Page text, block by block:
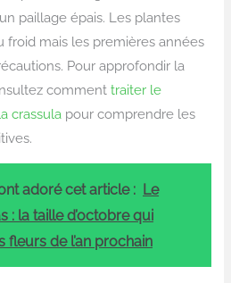
paillage épais. Les plantes
froid mais les premières années
Pour approfondir la
commenttraiter le
crassula pour comprendre les
adoré cet article : Le
: la taille d’octobre qui
de l’an prochain